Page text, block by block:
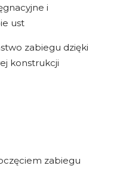
i
ust
zabiegu dzięki
konstrukcji
zabiegu